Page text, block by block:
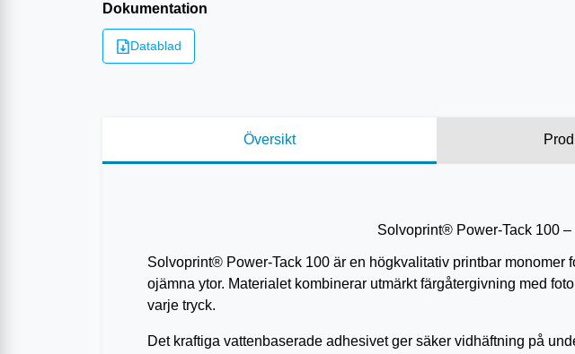
Dokumentation
Datablad
Översikt
Solvoprint® Power-Tack 100
Solvoprint® Power-Tack 100 är en högkvalitativ printbar
ojämna ytor. Materialet kombinerar utmärkt färgåtergivning med
varje tryck.
Det kraftiga vattenbaserade adhesivet ger säker vidhäftning på